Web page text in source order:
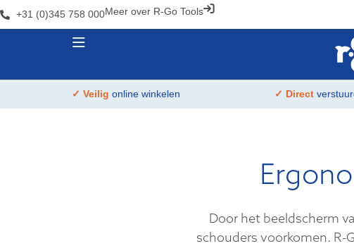
+31 (0)345 758 000Meer over R-Go Tools
✓ Veilig online winkelen ✓ Direct
Door het beeldscherm
schouders voorkomen. R-